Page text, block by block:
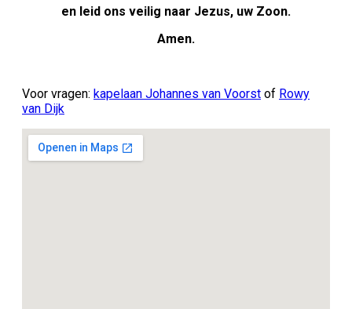
en leid ons veilig naar Jezus, uw Zoon.
Amen.
Voor vragen: kapelaan Johannes van Voorst of Rowy
van Dijk